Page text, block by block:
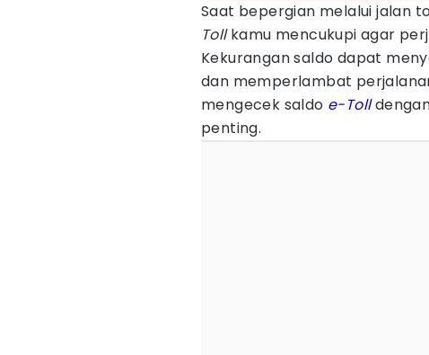
Saat bepergian melalui jalan
Tollkamu mencukupi agar
Kekurangan saldo dapat
dan memperlambat
mengecek saldo e-Toll
penting.